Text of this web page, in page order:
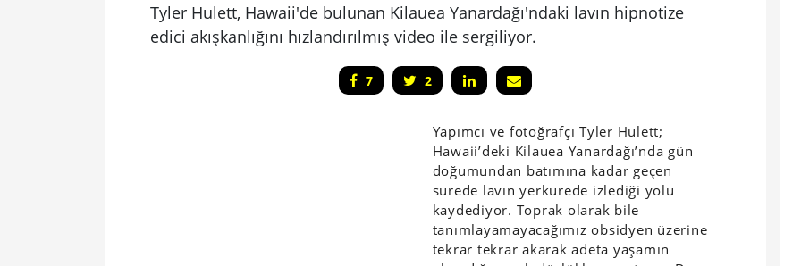
Tyler Hulett, Hawaii'de bulunan Kilauea Yanardağı'ndaki lavın hipnotize
edici akışkanlığını hızlandırılmış video ile sergiliyor.
7 2
Yapımcı ve fotoğrafçı Tyler Hulett;
Hawaii’deki Kilauea Yanardağı’nda gün
doğumundan batımına kadar geçen
sürede lavın yerkürede izlediği yolu
kaydediyor. Toprak olarak bile
tanımlayamayacağımız obsidyen üzerine
tekrar tekrar akarak adeta yaşamın